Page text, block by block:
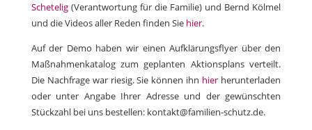
Schetelig(Verantwortung für die Familie) und Bernd Kölmel
und die Videos aller Reden finden Sie hier.
Auf der Demo haben wir einen Aufklärungsflyer über den
Maßnahmenkatalog zum geplanten Aktionsplans verteilt.
Die Nachfrage war riesig. Sie können ihn hier herunterladen
oder unter Angabe Ihrer Adresse und der gewünschten
Stückzahl bei uns bestellen: kontakt@familien-schutz.de.